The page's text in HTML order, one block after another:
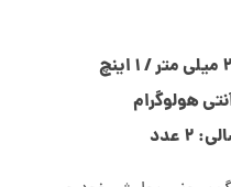
هولوگرام
عدد